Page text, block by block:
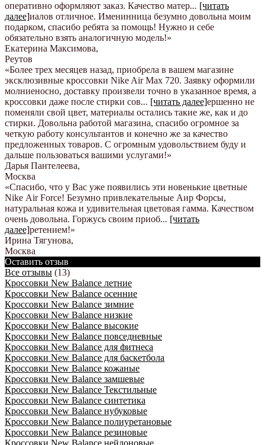
оперативно оформляют заказ. Качество матер... [читать
далее]иалов отличное. Именинница безумно довольна моим
подарком, спасибо ребята за помощь! Нужно и себе
обязательно взять аналогичную модель!»
Екатерина Максимова,
Реутов
«Более трех месяцев назад, приобрела в вашем магазине
эксклюзивные кроссовки Nike Air Max 720. Заявку оформили
молниеносно, доставку произвели точно в указанное время, а
кроссовки даже после стирки сов... [читать далее]ершенно не
поменяли свой цвет, материалы остались такие же, как и до
стирки. Довольна работой магазина, спасибо огромное за
четкую работу консультантов и конечно же за качество
предложенных товаров. С огромным удовольствием буду и
дальше пользоваться вашими услугами!»
Дарья Пантелеева,
Москва
«Спасибо, что у Вас уже появились эти новенькие цветные
Nike Аir Force! Безумно привлекательные Аир Форсы,
натуральная кожа и удивительная цветовая гамма. Качеством
очень довольна. Горжусь своим приоб... [читать
далее]ретением!»
Ирина Тягунова,
Москва
Оставить отзыв
Все отзывы (13)
Кроссовки New Balance летние
Кроссовки New Balance осенние
Кроссовки New Balance зимние
Кроссовки New Balance низкие
Кроссовки New Balance высокие
Кроссовки New Balance повседневные
Кроссовки New Balance для фитнеса
Кроссовки New Balance для баскетбола
Кроссовки New Balance кожаные
Кроссовки New Balance замшевые
Кроссовки New Balance Текстильные
Кроссовки New Balance синтетика
Кроссовки New Balance нубуковые
Кроссовки New Balance полиуретановые
Кроссовки New Balance резиновые
Кроссовки New Balance нейлоновые